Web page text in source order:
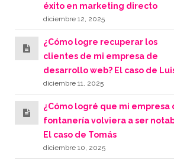
éxito en marketing directo
diciembre 12, 2025
¿Cómo logre recuperar los
clientes de mi empresa de
desarrollo web? El caso de
diciembre 11, 2025
¿Cómo logré que mi empresa
fontanería volviera a ser
El caso de Tomás
diciembre 10, 2025